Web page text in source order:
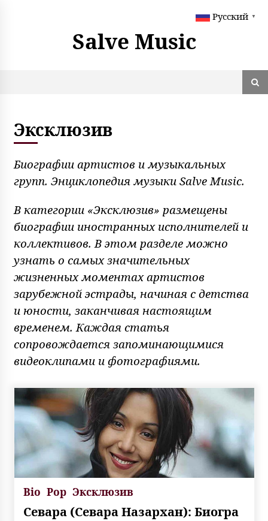
Salve Music
Эксклюзив
Биографии артистов и музыкальных
групп. Энциклопедия музыки Salve Music.
В категории «Эксклюзив» размещены
биографии иностранных исполнителей и
коллективов. В этом разделе можно
узнать о самых значительных
жизненных моментах артистов
зарубежной эстрады, начиная с детства
и юности, заканчивая настоящим
временем. Каждая статья
сопровождается запоминающимися
видеоклипами и фотографиями.
Bio Pop Эксклюзив
Севара (Севара Назархан): Биогра
Русский ▼